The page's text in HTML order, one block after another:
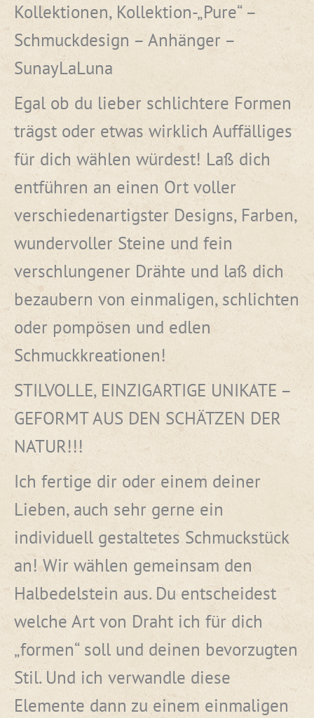
Kollektionen, Kollektion-„Pure“ –
Schmuckdesign – Anhänger –
SunayLaLuna
Egal ob du lieber schlichtere Formen
trägst oder etwas wirklich Auffälliges
für dich wählen würdest! Laß dich
entführen an einen Ort voller
verschiedenartigster Designs, Farben,
wundervoller Steine und fein
verschlungener Drähte und laß dich
bezaubern von einmaligen, schlichten
oder pompösen und edlen
Schmuckkreationen!
STILVOLLE, EINZIGARTIGE UNIKATE –
GEFORMT AUS DEN SCHÄTZEN DER
NATUR!!!
Ich fertige dir oder einem deiner
Lieben, auch sehr gerne ein
individuell gestaltetes Schmuckstück
an! Wir wählen gemeinsam den
Halbedelstein aus. Du entscheidest
welche Art von Draht ich für dich
„formen“ soll und deinen bevorzugten
Stil. Und ich verwandle diese
Elemente dann zu einem einmaligen